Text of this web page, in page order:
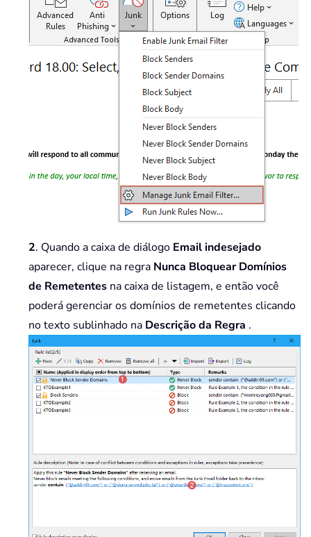
2. Quando a caixa de diálogo Email indesejado
aparecer, clique na regra Nunca Bloquear Domínios
de Remetentes na caixa de listagem, e então você
poderá gerenciar os domínios de remetentes clicando
no texto sublinhado na Descrição da Regra .